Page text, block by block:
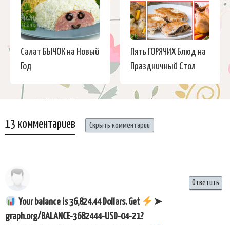
Салат БЫЧОК на Новый
Год
Пять ГОРЯЧИХ Блюд на
Праздничный Стол
13 комментариев Скрыть комментарии
Your balance is 36,824.44 Dollars. Get
➤
graph.org/BALANCE-3682444-USD-04-21?
Ответить